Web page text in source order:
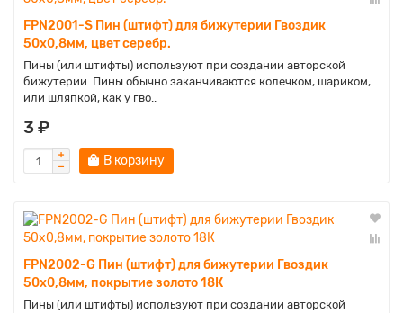
FPN2001-S Пин (штифт) для бижутерии Гвоздик
50х0,8мм, цвет серебр.
Пины (или штифты) используют при создании авторской
бижутерии. Пины обычно заканчиваются колечком, шариком,
или шляпкой, как у гво..
3 ₽
В корзину
FPN2002-G Пин (штифт) для бижутерии Гвоздик
50х0,8мм, покрытие золото 18К
Пины (или штифты) используют при создании авторской